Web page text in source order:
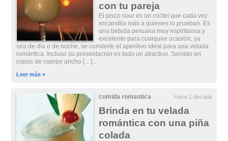
con tu pareja
El pisco sour es un cóctel que cada vez
encandila más a quienes lo prueban. Es
una bebida peruana muy espirituosa y
excelente para cualquier ocasión, ya
sea de día o de noche, se convierte el aperitivo ideal para una velada
romántica. Incluso su presentación es todo un atractivo. Servido en
copas de cuerpo ancho […]...
Leer más »
comida romantica Hace 1 decada
Brinda en tu velada
romántica con una piña
colada